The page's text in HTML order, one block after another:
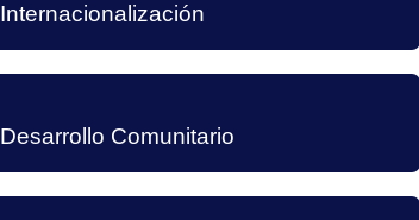
Internacionalización
Desarrollo Comunitario